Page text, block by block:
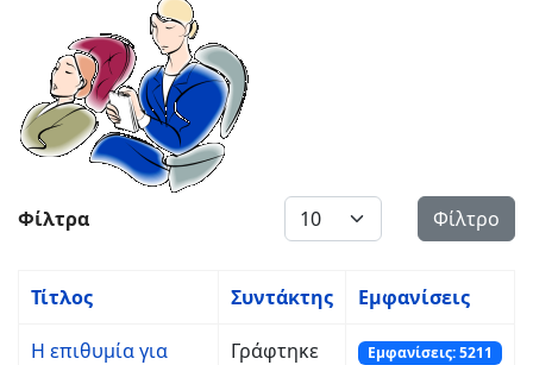
Φίλτρα Εμφάνιση # Φίλτρο
Τίτλος Συντάκτης Εμφανίσεις
Η επιθυμία για
Γράφτηκε
Εμφανίσεις: 5211